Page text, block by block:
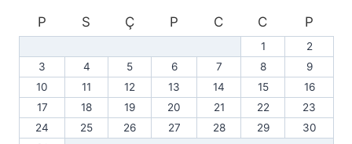
P
S Ç P C C P
1
2
3
4 5 6 7 8
9
10
11 12 13 14 15
16
17
18 19 20 21 22
23
24
25 26 27 28 29
30